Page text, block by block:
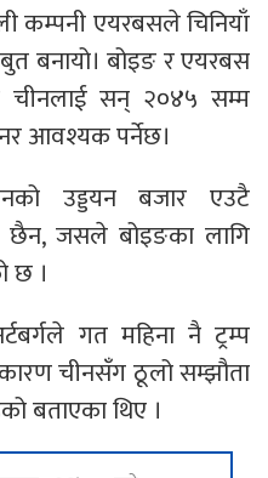
कम्पनी एयरबसले चिनियाँ
बनायो। बोइङ र एयरबस
चीनलाई सन् २०४५ सम्म
आवश्यक पर्नेछ।
उड्डयन बजार एउटै
छैन, जसले बोइङका लागि
छ ।
गत महिना नै ट्रम्प
चीनसँग ठूलो सम्झौता
बताएका थिए ।